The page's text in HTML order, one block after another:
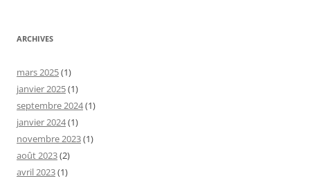
ARCHIVES
mars 2025(1)
janvier 2025(1)
septembre 2024(1)
janvier 2024(1)
novembre 2023(1)
août 2023(2)
avril 2023(1)